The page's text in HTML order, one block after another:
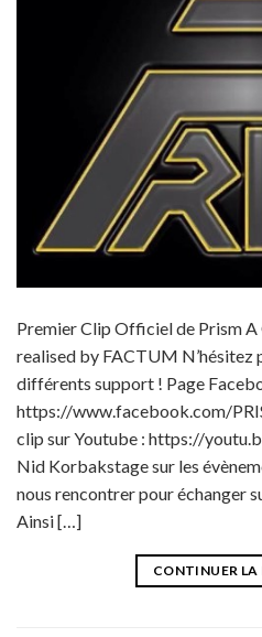
Premier Clip Officiel de Prism
realised by FACTUM N’hésitez
différents support ! Page
https://www.facebook.com/
clip sur Youtube : https://
Nid Korbakstage sur les
nous rencontrer pour échanger
Ainsi […]
CONTINUER LA